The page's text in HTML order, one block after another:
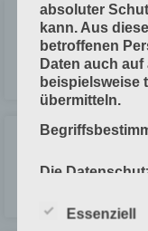
Teile der
LESEN »
absoluter
kann. Aus
betroffenen
Daten auch auf
beispielsweise
übermitteln.
Die
Richtlinien-
Erlass der
Essenziell